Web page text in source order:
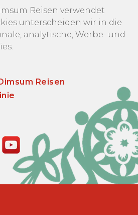
Reisen verwendet
unterscheiden wir in die
analytische, Werbe- und
Reisen